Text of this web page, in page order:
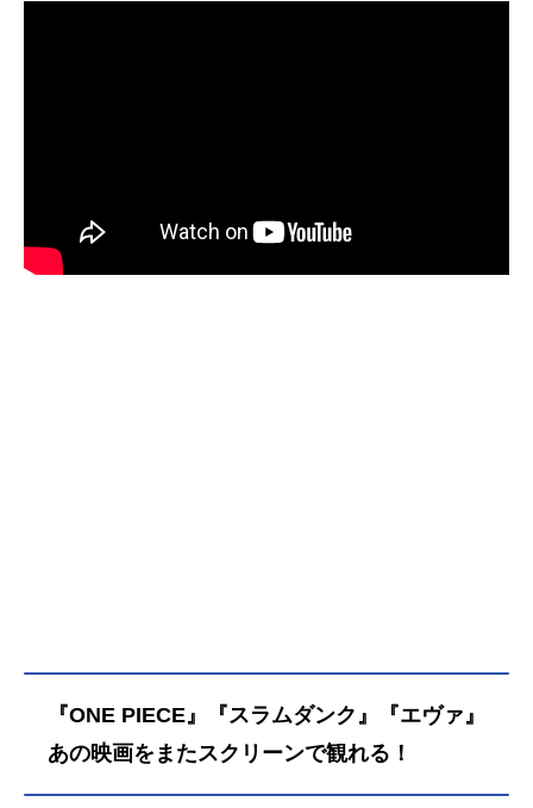
『ONE PIECE』『スラムダンク』『エヴァ』
あの映画をまたスクリーンで観れる！